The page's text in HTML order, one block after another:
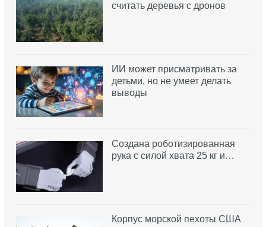
считать деревья с дронов
ИИ может присматривать за
детьми, но не умеет делать
выводы
Создана роботизированная
рука с силой хвата 25 кг и…
Корпус морской пехоты США